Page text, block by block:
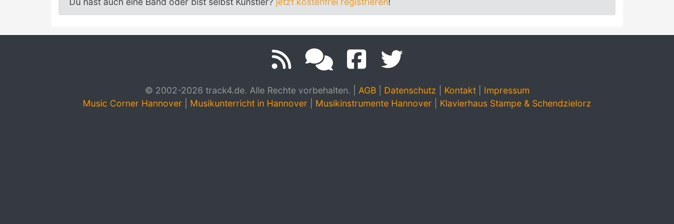
© 2002-2026 track4.de. Alle Rechte vorbehalten. AGB| Datenschutz Kontakt| Impressum
Music Corner Hannover
Musikunterricht in Hannover Musikinstrumente Hannover Klavierhaus Stampe & Schendzielorz